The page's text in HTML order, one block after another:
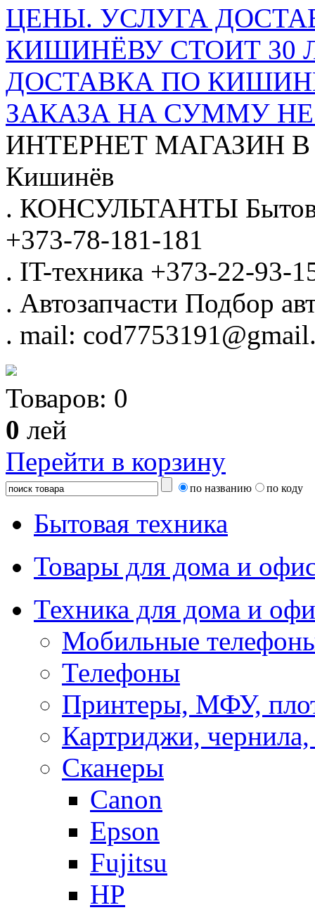
ЦЕНЫ. УСЛУГА
КИШИНЁВУ СТОИТ 30
ДОСТАВКА ПО
ЗАКАЗА НА СУММУ НЕ
ИНТЕРНЕТ МАГАЗИН
Кишинёв
. КОНСУЛЬТАНТЫ
+373-78-181-181
. IT-техника +373-22-93-
. Автозапчасти Подбор
. mail:
Товаров: 0
0 лей
Перейти в корзину
по названию по коду
Бытовая техника
Товары для дома и
Техника для дома и
Мобильные
Телефоны
Принтеры, МФУ,
Картриджи,
Сканеры
Canon
Epson
Fujitsu
HP